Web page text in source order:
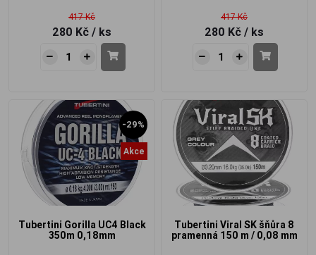
417 Kč
280 Kč / ks
417 Kč
280 Kč / ks
-29%
Akce
Tubertini Gorilla UC4 Black
350m 0,18mm
Tubertini Viral SK šňůra 8
pramenná 150 m / 0,08 mm